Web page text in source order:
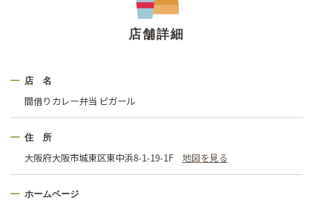
店舗詳細
店 名
間借りカレー弁当 ピガール
住 所
大阪府大阪市城東区東中浜8-1-19-1F 地図を見る
ホームページ